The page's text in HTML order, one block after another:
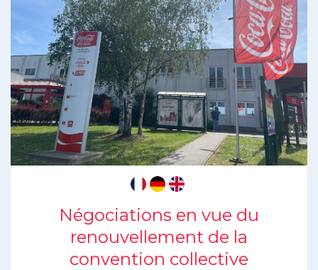
Négociations en vue du
renouvellement de la
convention collective